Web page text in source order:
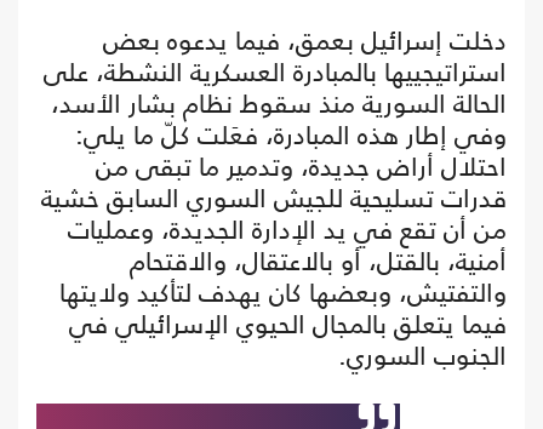
دخلت إسرائيل بعمق، فيما يدعوه بعض
استراتيجييها بالمبادرة العسكرية النشطة، على
الحالة السورية منذ سقوط نظام بشار الأسد،
وفي إطار هذه المبادرة، فعَلت كلّ ما يلي:
احتلال أراض جديدة، وتدمير ما تبقى من
قدرات تسليحية للجيش السوري السابق خشية
من أن تقع في يد الإدارة الجديدة، وعمليات
أمنية، بالقتل، أو بالاعتقال، والاقتحام
والتفتيش، وبعضها كان يهدف لتأكيد ولايتها
فيما يتعلق بالمجال الحيوي الإسرائيلي في
الجنوب السوري.